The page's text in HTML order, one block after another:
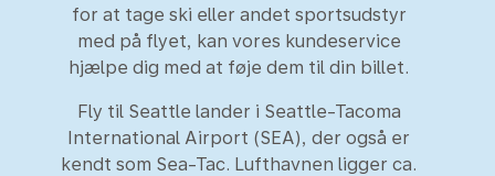
for at tage ski eller andet sportsudstyr
med på flyet, kan vores kundeservice
hjælpe dig med at føje dem til din billet.
Fly til Seattle lander i Seattle-Tacoma
International Airport (SEA), der også er
kendt som Sea-Tac. Lufthavnen ligger ca.